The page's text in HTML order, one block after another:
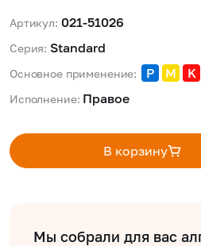
Артикул: 021-51026
Серия: Standard
Основное применение: P M K
Исполнение: Правое
В корзину
Мы собрали для вас